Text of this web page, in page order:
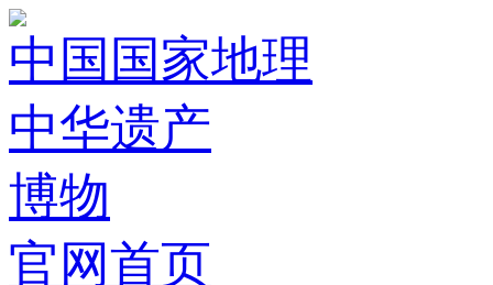
中国国家地理
中华遗产
博物
官网首页